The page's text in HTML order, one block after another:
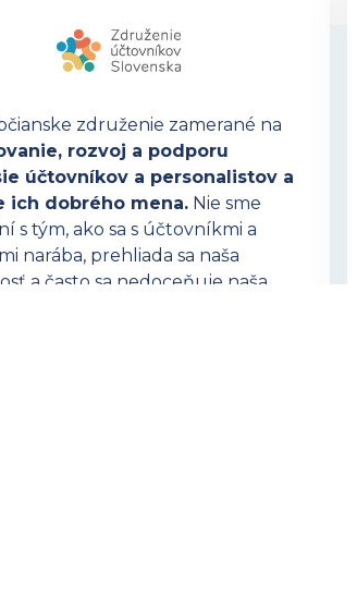
združenie zamerané na
rozvoj a podporu
účtovníkov a personalistov a
ich dobrého mena. Nie sme
s tým, ako sa s účtovníkmi a
narába, prehliada sa naša
a často sa nedoceňuje naša